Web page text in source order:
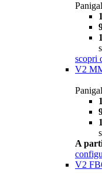
scopri
V2
A
V2